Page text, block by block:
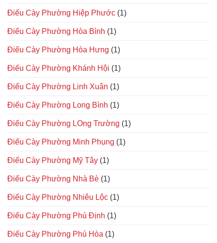
Điếu Cày Phường Hiệp Phước (1)
Điếu Cày Phường Hòa Bình (1)
Điếu Cày Phường Hòa Hưng (1)
Điếu Cày Phường Khánh Hội (1)
Điếu Cày Phường Linh Xuân (1)
Điếu Cày Phường Long Bình (1)
Điếu Cày Phường LOng Trường (1)
Điếu Cày Phường Minh Phụng (1)
Điếu Cày Phường Mỹ Tây (1)
Điếu Cày Phường Nhà Bè (1)
Điếu Cày Phường Nhiêu Lộc (1)
Điếu Cày Phường Phú Định (1)
Điếu Cày Phường Phú Hòa (1)